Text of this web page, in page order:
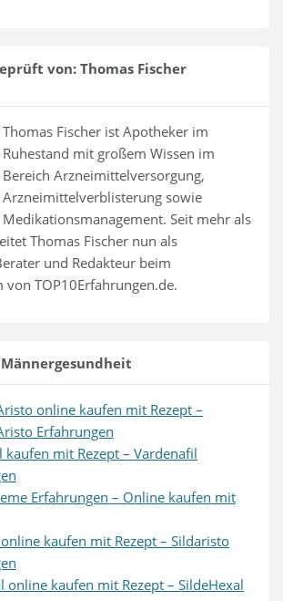
von: Thomas Fischer
Thomas Fischer ist Apotheker im
Ruhestand mit großem Wissen im
Bereich Arzneimittelversorgung,
Arzneimittelverblisterung sowie
Medikationsmanagement. Seit mehr als
Thomas Fischer nun als
und Redakteur beim
von TOP10Erfahrungen.de.
online kaufen mit Rezept –
Erfahrungen
kaufen mit Rezept – Vardenafil
Erfahrungen – Online kaufen mit
kaufen mit Rezept – Sildaristo
online kaufen mit Rezept – SildeHexal